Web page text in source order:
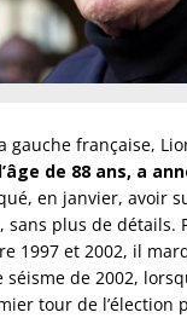
gauche française,
de 88 ans, a
en janvier, avoir
sans plus de détails.
1997 et 2002, il
de 2002,
tour de l’élection